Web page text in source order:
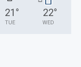
21 °
TUE
22°
WED